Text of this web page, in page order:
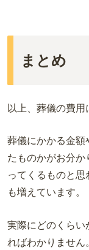
まとめ
以上、葬儀の費用
葬儀にかかる金額
たものかがお分
ってくるものと思
も増えています。
実際にどのくらい
ればわかりません